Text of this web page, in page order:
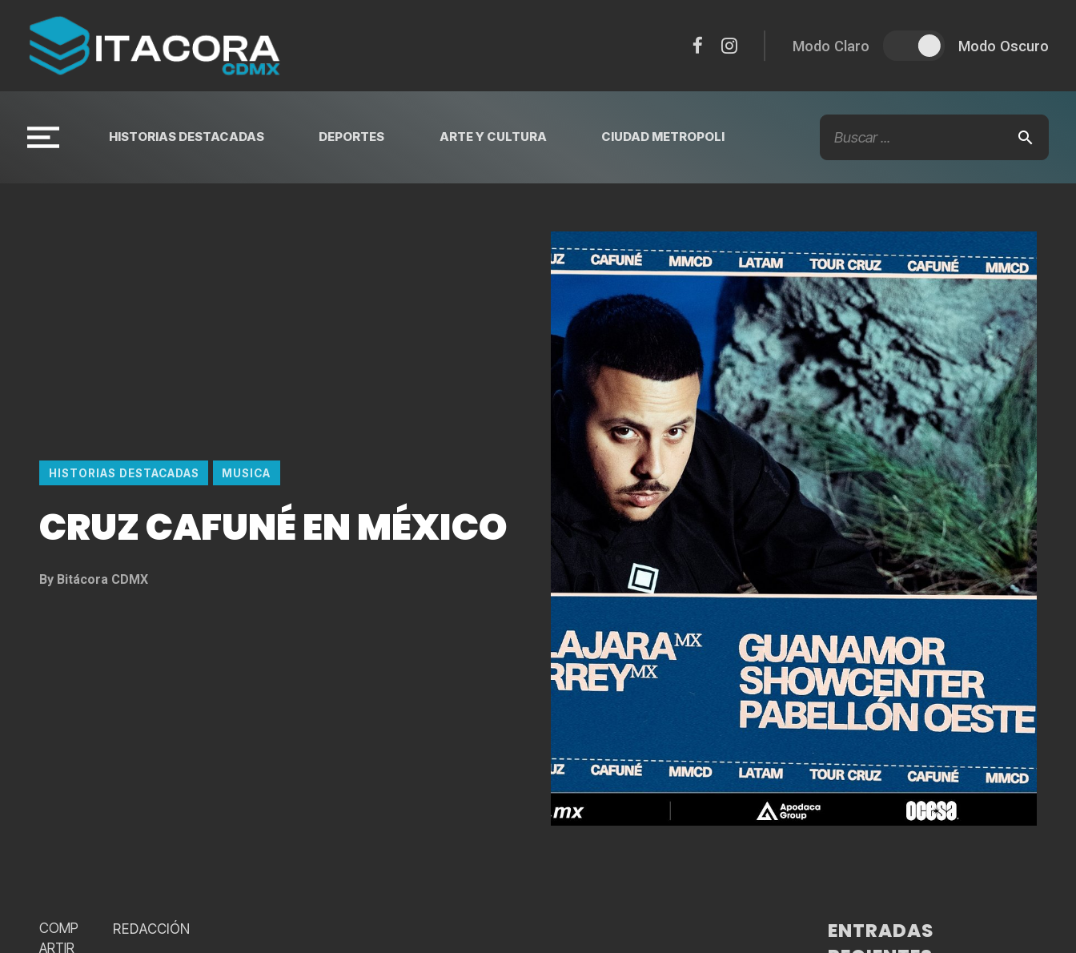
Modo Claro Modo Oscuro
HISTORIAS DESTACADAS DEPORTES ARTE Y CULTURA CIUDAD METROPOLI
HISTORIAS DESTACADAS MUSICA
CRUZ CAFUNÉ EN MÉXICO
By Bitácora CDMX
COMP
ARTIR
REDACCIÓN
ENTRADAS